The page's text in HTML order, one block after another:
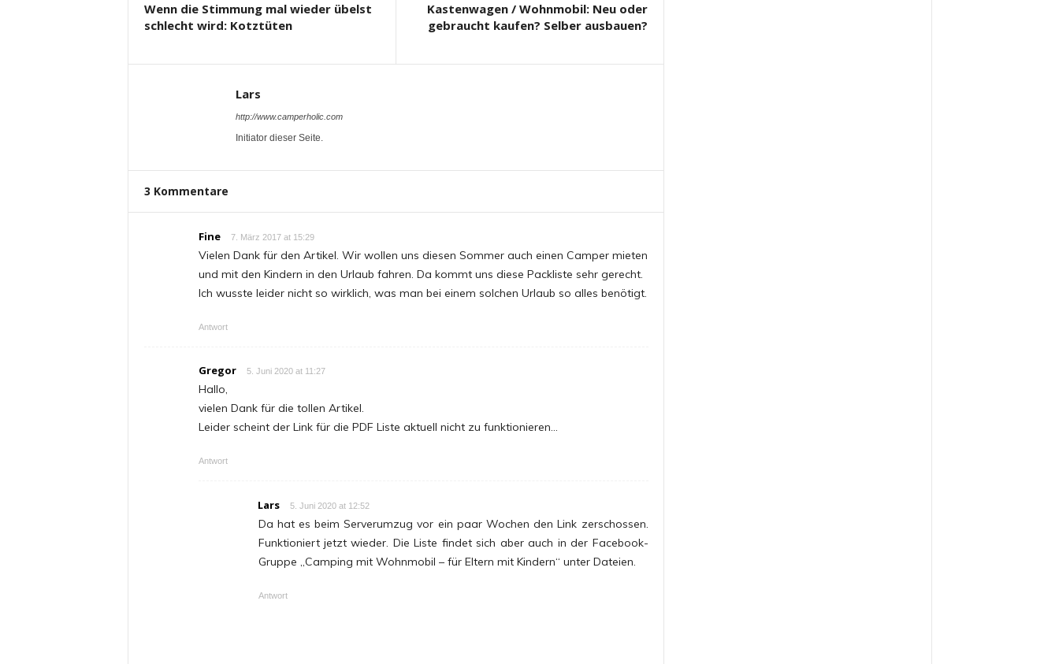
Wenn die Stimmung mal wieder übelst
schlecht wird: Kotztüten
Kastenwagen / Wohnmobil: Neu oder
gebraucht kaufen? Selber ausbauen?
Lars
http://www.camperholic.com
Initiator dieser Seite.
3 Kommentare
Fine 7. März 2017 at 15:29
Vielen Dank für den Artikel. Wir wollen uns diesen Sommer auch einen Camper mieten
und mit den Kindern in den Urlaub fahren. Da kommt uns diese Packliste sehr gerecht.
Ich wusste leider nicht so wirklich, was man bei einem solchen Urlaub so alles benötigt.
Antwort
Gregor 5. Juni 2020 at 11:27
Hallo,
vielen Dank für die tollen Artikel.
Leider scheint der Link für die PDF Liste aktuell nicht zu funktionieren…
Antwort
Lars 5. Juni 2020 at 12:52
Da hat es beim Serverumzug vor ein paar Wochen den Link zerschossen.
Funktioniert jetzt wieder. Die Liste findet sich aber auch in der Facebook-
Gruppe „Camping mit Wohnmobil – für Eltern mit Kindern“ unter Dateien.
Antwort